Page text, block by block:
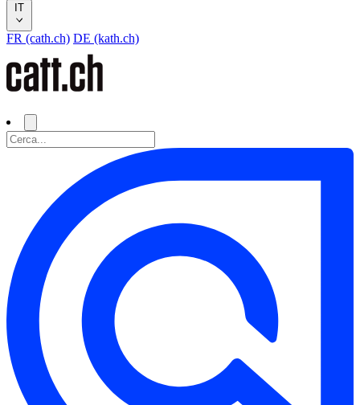
IT
FR (cath.ch) DE (kath.ch)